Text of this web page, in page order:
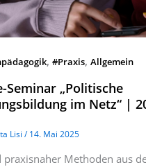
, #Praxis, Allgemein
Seminar „Politische
im Netz“ |
Lisi /14. Mai 2025
praxisnaher Methoden aus